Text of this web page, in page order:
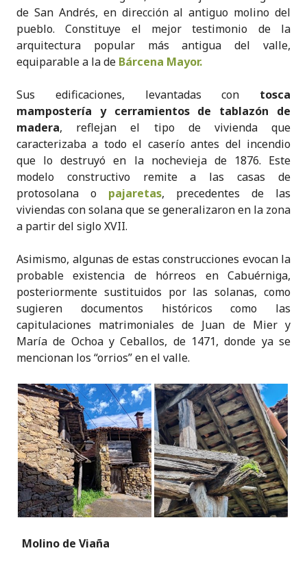
de San Andrés, en dirección al antiguo molino del
pueblo. Constituye el mejor testimonio de la
arquitectura popular más antigua del valle,
equiparable a la de Bárcena Mayor.
Sus edificaciones, levantadas con tosca
mampostería y cerramientos de tablazón de
madera, reflejan el tipo de vivienda que
caracterizaba a todo el caserío antes del incendio
que lo destruyó en la nochevieja de 1876. Este
modelo constructivo remite a las casas de
protosolana o pajaretas, precedentes de las
viviendas con solana que se generalizaron en la zona
a partir del siglo XVII.
Asimismo, algunas de estas construcciones evocan la
probable existencia de hórreos en Cabuérniga,
posteriormente sustituidos por las solanas, como
sugieren documentos históricos como las
capitulaciones matrimoniales de Juan de Mier y
María de Ochoa y Ceballos, de 1471, donde ya se
mencionan los “orrios” en el valle.
Molino de Viaña